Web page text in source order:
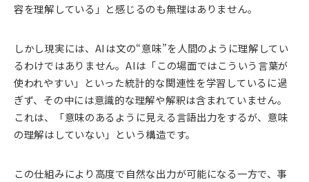
容を理解している」と感じるのも無理はありません。
しかし現実には、AIは文の“意味”を人間のように理解してい
るわけではありません。AIは「この場面ではこういう言葉が
使われやすい」といった統計的な関連性を学習しているに過
ぎず、その中には意識的な理解や解釈は含まれていません。
これは、「意味のあるように見える言語出力をするが、意味
の理解はしていない」という構造です。
この仕組みにより高度で自然な出力が可能になる一方で、事